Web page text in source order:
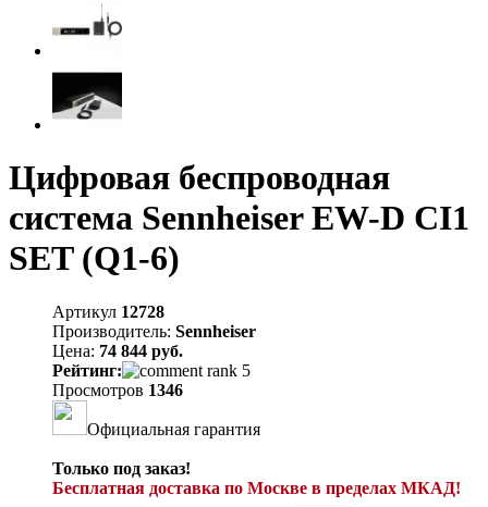
Цифровая беспроводная
система Sennheiser EW-D CI1
SET (Q1-6)
Артикул 12728
Производитель: Sennheiser
Цена: 74 844 руб.
Рейтинг:
Просмотров 1346
Официальная гарантия
Только под заказ!
Бесплатная доставка по Москве в пределах МКАД!